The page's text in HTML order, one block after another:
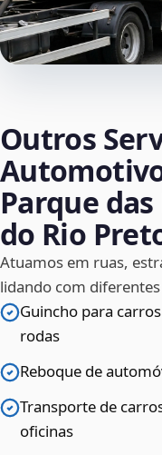
Outros
Parque das
do Rio
Atuamos em ruas,
lidando com
Guincho para
rodas
Reboque de
Transporte de
oficinas